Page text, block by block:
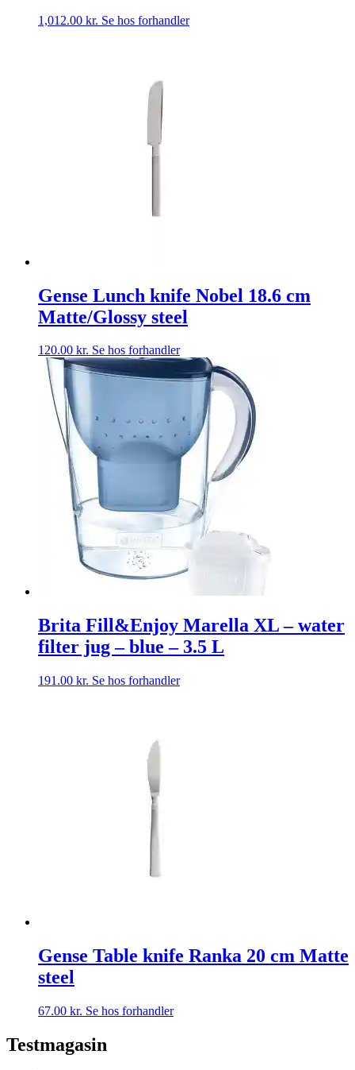
1,012.00 kr. Se hos forhandler
Gense Lunch knife Nobel 18.6 cm
Matte/Glossy steel
120.00 kr. Se hos forhandler
Brita Fill&Enjoy Marella XL – water
filter jug – blue – 3.5 L
191.00 kr. Se hos forhandler
Gense Table knife Ranka 20 cm Matte
steel
67.00 kr. Se hos forhandler
Testmagasin